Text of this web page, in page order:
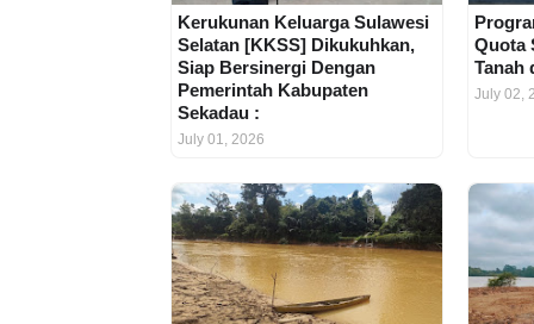
Kerukunan Keluarga Sulawesi
Selatan [KKSS] Dikukuhkan,
Siap Bersinergi Dengan
Pemerintah Kabupaten
Sekadau :
July 01, 2026
Quota
Tanah
July 02,